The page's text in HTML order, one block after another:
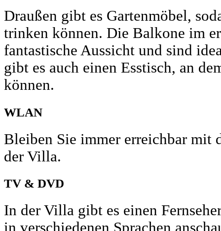
Draußen gibt es Gartenmöbel,
trinken können. Die Balkone im
fantastische Aussicht und sind
gibt es auch einen Esstisch, an
können.
WLAN
Bleiben Sie immer erreichbar mit
der Villa.
TV & DVD
In der Villa gibt es einen
in verschiedenen Sprachen